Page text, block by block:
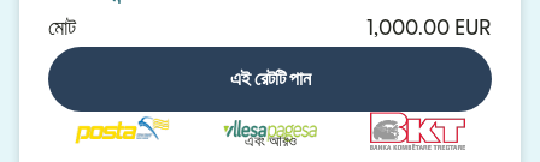
মোট
1,000.00 EUR
এই রেটটি পান
এবং আরও